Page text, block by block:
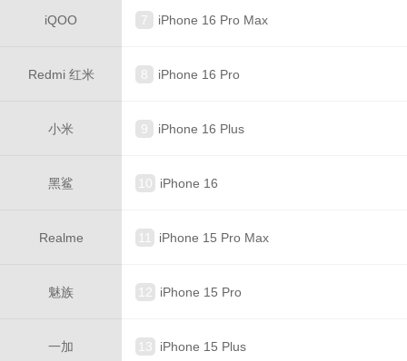
iQOO
Redmi 红米
小米
黑鲨
Realme
魅族
一加
7 iPhone 16 Pro Max
8 iPhone 16 Pro
9 iPhone 16 Plus
10 iPhone 16
iPhone 15 Pro Max
12 iPhone 15 Pro
13 iPhone 15 Plus